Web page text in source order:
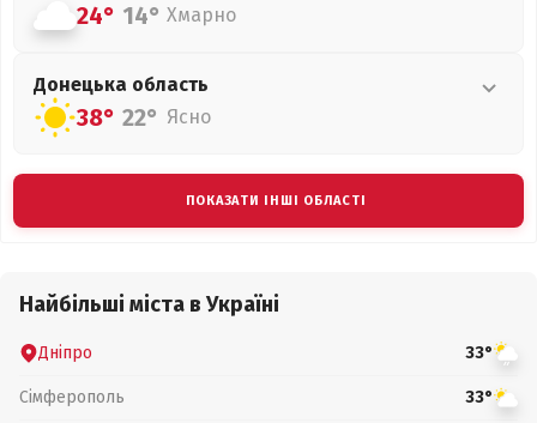
24° 14° Хмарно
Донецька область
38° 22° Ясно
ПОКАЗАТИ ІНШІ ОБЛАСТІ
Найбільші міста в Україні
Дніпро 33°
Сімферополь 33°